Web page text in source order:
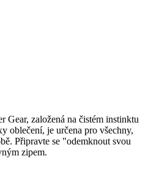
Gear, založená na čistém instinktu
oblečení, je určena pro všechny,
Připravte se "odemknout svou
zipem.